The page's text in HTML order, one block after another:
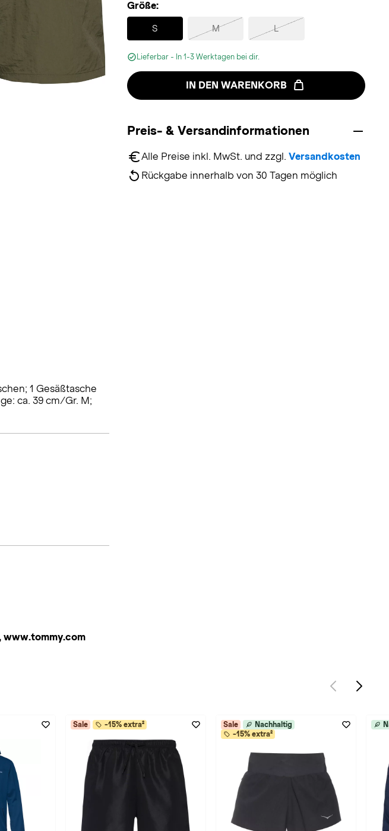
Größe:
S
Selected
M L
Lieferbar - In 1-3 Werktagen bei dir.
IN DEN WARENKORB
Preis- & Versandinformationen
Alle Preise inkl. MwSt. und zzgl. Versandkosten
Rückgabe innerhalb von 30 Tagen möglich
1 Gesäßtasche
ca. 39 cm/Gr. M;
www.tommy.com
Sale -15% extra² Sale
Nachhaltig
-15% extra²